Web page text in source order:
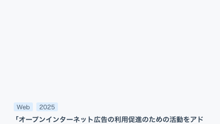
Web 2025
「オープンインターネット広告の利用促進のための活動をアド